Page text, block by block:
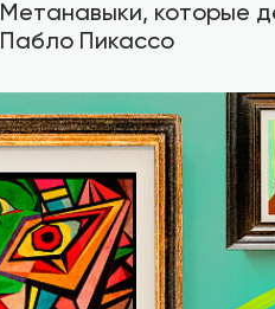
Метанавыки, которые
Пабло Пикассо